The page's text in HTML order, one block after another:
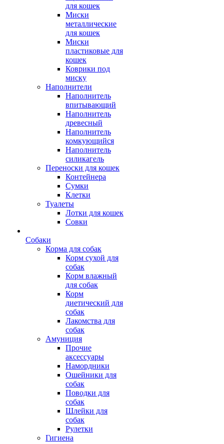
для кошек
Миски
металлические
для кошек
Миски
пластиковые для
кошек
Коврики под
миску
Наполнители
Наполнитель
впитывающий
Наполнитель
древесный
Наполнитель
комкующийся
Наполнитель
силикагель
Переноски для кошек
Контейнера
Сумки
Клетки
Туалеты
Лотки для кошек
Совки
Собаки
Корма для собак
Корм сухой для
собак
Корм влажный
для собак
Корм
диетический для
собак
Лакомства для
собак
Амуниция
Прочие
аксессуары
Намордники
Ошейники для
собак
Поводки для
собак
Шлейки для
собак
Рулетки
Гигиена